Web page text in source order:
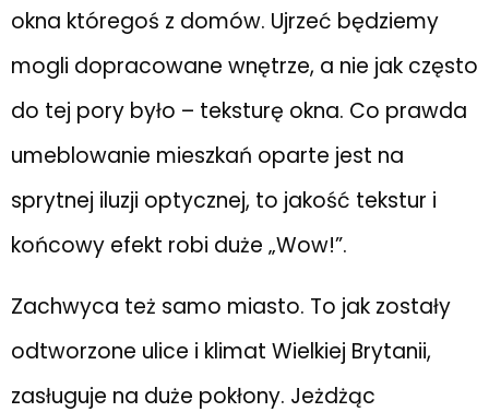
okna któregoś z domów. Ujrzeć będziemy
mogli dopracowane wnętrze, a nie jak często
do tej pory było – teksturę okna. Co prawda
umeblowanie mieszkań oparte jest na
sprytnej iluzji optycznej, to jakość tekstur i
końcowy efekt robi duże „Wow!”.
Zachwyca też samo miasto. To jak zostały
odtworzone ulice i klimat Wielkiej Brytanii,
zasługuje na duże pokłony. Jeżdżąc